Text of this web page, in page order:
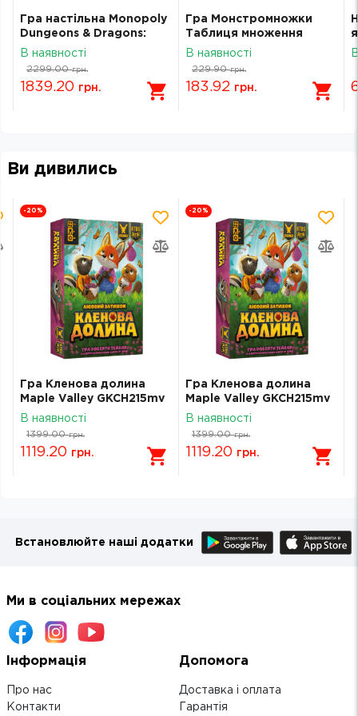
Гра настільна Monopoly
Dungeons & Dragons:
Honor Among Thieves
F6219UE2
В наявності
2299.00 грн.
1839.20 грн.
Гра Монстромножки
Таблиця множення
граючись
В наявності
229.90 грн.
183.92 грн.
Ви дивились
-20%
Гра Кленова долина
Maple Valley GKCH215mv
В наявності
1399.00 грн.
1119.20 грн.
-20%
Гра Кленова долина
Maple Valley GKCH215mv
В наявності
1399.00 грн.
1119.20 грн.
Встановлюйте наші додатки
Ми в соціальних мережах
Інформація
Про нас
Контакти
Допомога
Доставка і оплата
Гарантія